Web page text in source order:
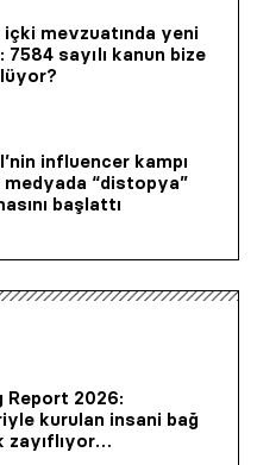
mevzuatında yeni
7584 sayılı kanun bize
influencer kampı
“distopya”
başlattı
Report 2026:
kurulan insani bağ
zayıflıyor…